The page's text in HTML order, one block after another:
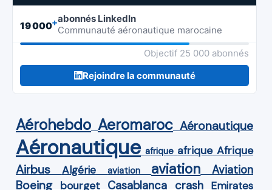
19 000+abonnés LinkedIn
Communauté aéronautique marocaine
Objectif 25 000 abonnés
Rejoindre la communauté
Aérohebdo Aeromaroc Aéronautique
Aéronautique afrique afrique Afrique
Airbus Algérie aviation aviation Aviation
Boeing bourget Casablanca crash Emirates